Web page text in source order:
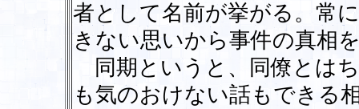
者として名前が挙がる。常
きない思いから事件の真相
同期というと、同僚とは
も気のおけない話もできる